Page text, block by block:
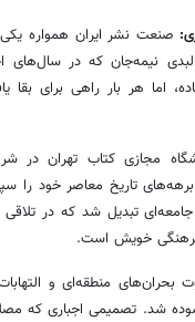
صنعت نشر ایران همواره
نیمه‌جان که در سال‌های
مجازی کتاب تهران در
تاریخ معاصر خود را
جامعه‌ای تبدیل شد که در
خویش است.
بحران‌های منطقه‌ای و
شد. تصمیمی اجباری که